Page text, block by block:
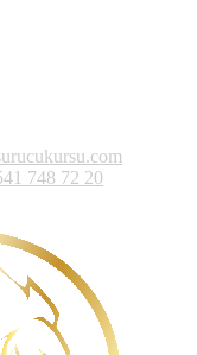
748 72 20